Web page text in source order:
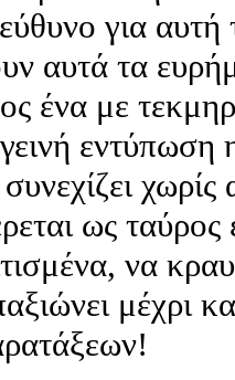
για
αυτά τα
ένα με
εντύπωση
ως
να
μέχρι